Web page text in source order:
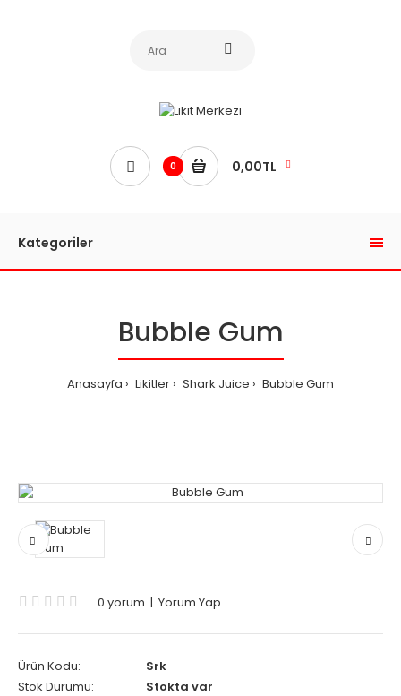
0 0,00TL
Kategoriler
Bubble Gum
Anasayfa Likitler Shark Juice Bubble Gum
0 yorum | Yorum Yap
Ürün Kodu:
Srk
Stok Durumu:
Stokta var